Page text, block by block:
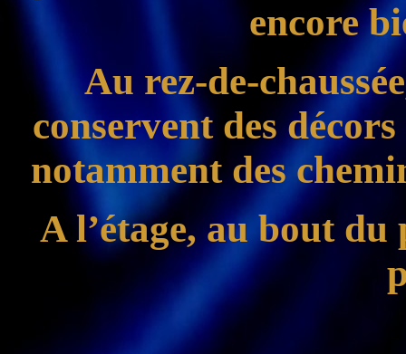
encore
Au rez-de-
conservent des
notamment des
A l’étage, au bout